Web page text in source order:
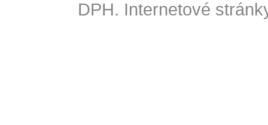
DPH. Internetové